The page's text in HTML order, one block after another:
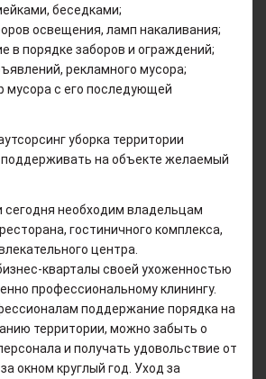
беседками;
освещения, ламп накаливания;
в порядке заборов и ограждений;
рекламного мусора;
мусора с его последующей
уборка территории
поддерживать на объекте желаемый
сегодня необходим владельцам
гостиничного комплекса,
центра.
кварталы своей ухоженностью
профессиональному клинингу.
поддержание порядка на
территории, можно забыть о
и получать удовольствие от
окном круглый год. Уход за